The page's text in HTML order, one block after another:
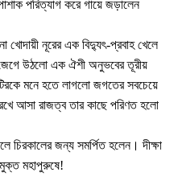
পরিত্যাগ করে গায়ে জড়ালেন
খোদায়ী নূরের এক বিদ্যুৎ-প্রবাহ খেলে
উঠলো এক ঐশী অনুভবের তূরীয়
মনে হতে লাগলো জগতের সবচেয়ে
আসা রাজত্ব তার কাছে পরিণত হলো
চিরকালের জন্য সমর্পিত হলেন। দীক্ষা
মহাপুরুষে!